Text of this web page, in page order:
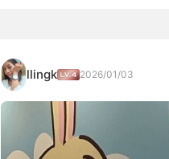
llingk 2026/01/03